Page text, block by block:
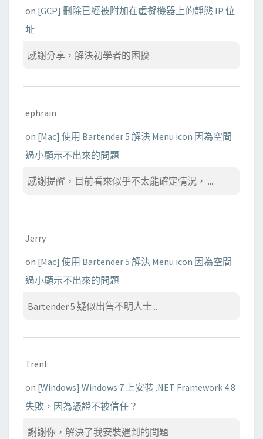
on [GCP] 刪除已經被附加在虛擬機器上的靜態 IP 位
址
感謝分享，解決初學者的困擾
ephrain
on [Mac] 使用 Bartender 5 解決 Menu icon 因為空間
過小顯示不出來的問題
感謝提醒，目前看來似乎不太能確定情況， ...
Jerry
on [Mac] 使用 Bartender 5 解決 Menu icon 因為空間
過小顯示不出來的問題
Bartender 5 疑似出售不明人士...
Trent
on [Windows] Windows 7 上安裝 .NET Framework 4.8
失敗，因為憑證不被信任？
謝謝你，解決了我安裝遇到的問題